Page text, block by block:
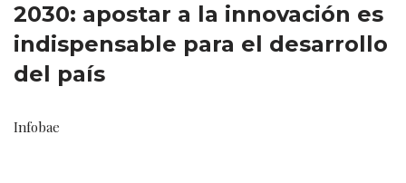
2030: apostar a la innovación es
indispensable para el desarrollo
del país
Infobae